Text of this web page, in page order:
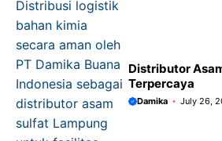
Distributor
Terpercaya
Damika July 26,